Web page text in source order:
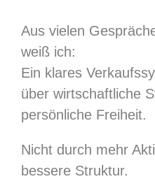
Aus vielen
weiß ich:
Ein klares
über wirtschaftliche
persönliche Freiheit.
Nicht durch mehr
bessere Struktur.